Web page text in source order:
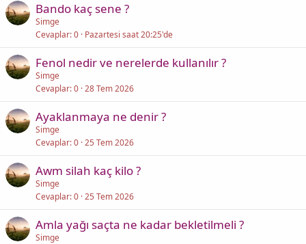
Bando kaç sene ?
Simge
Cevaplar 0 Pazartesi saat 20:25'de
Fenol nedir ve nerelerde kullanılır ?
Simge
Cevaplar 0 28 Tem 2026
Ayaklanmaya ne denir ?
Simge
Cevaplar 0 25 Tem 2026
Awm silah kaç kilo ?
Simge
Cevaplar 0 25 Tem 2026
Amla yağı saçta ne kadar bekletilmeli ?
Simge